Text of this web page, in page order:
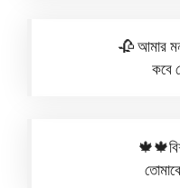
🥀 আমার
কবে